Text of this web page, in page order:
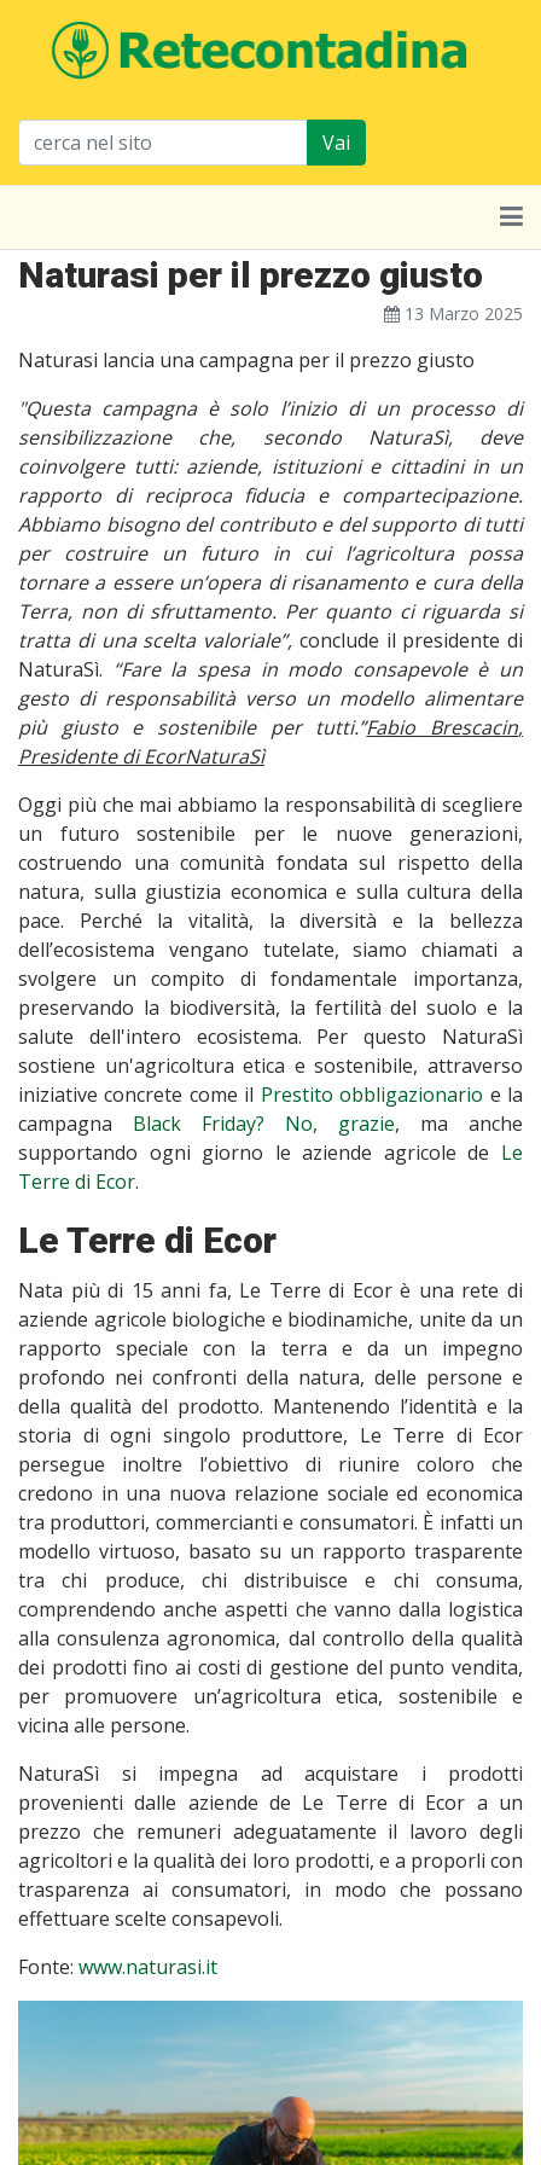
Vai
Naturasi per il prezzo giusto
13 Marzo 2025
Naturasi lancia una campagna per il prezzo giusto
"Questa campagna è solo l’inizio di un processo di
sensibilizzazione che, secondo NaturaSì, deve
coinvolgere tutti: aziende, istituzioni e cittadini in un
rapporto di reciproca fiducia e compartecipazione.
Abbiamo bisogno del contributo e del supporto di tutti
per costruire un futuro in cui l’agricoltura possa
tornare a essere un’opera di risanamento e cura della
Terra, non di sfruttamento. Per quanto ci riguarda si
tratta di una scelta valoriale”, conclude il presidente di
NaturaSì. “Fare la spesa in modo consapevole è un
gesto di responsabilità verso un modello alimentare
più giusto e sostenibile per tutti.”ㅤFabio Brescacin,
Presidente di EcorNaturaSì
Oggi più che mai abbiamo la responsabilità di scegliere
un futuro sostenibile per le nuove generazioni,
costruendo una comunità fondata sul rispetto della
natura, sulla giustizia economica e sulla cultura della
pace. Perché la vitalità, la diversità e la bellezza
dell’ecosistema vengano tutelate, siamo chiamati a
svolgere un compito di fondamentale importanza,
preservando la biodiversità, la fertilità del suolo e la
salute dell'intero ecosistema. Per questo NaturaSì
sostiene un'agricoltura etica e sostenibile, attraverso
iniziative concrete come il Prestito obbligazionario e la
campagna
Black Friday? No, grazie, ma anche
supportando ogni giorno le aziende agricole de Le
Terre di Ecor.
Le Terre di Ecor
Nata più di 15 anni fa, Le Terre di Ecor è una rete di
aziende agricole biologiche e biodinamiche, unite da un
rapporto speciale con la terra e da un impegno
profondo nei confronti della natura, delle persone e
della qualità del prodotto. Mantenendo l’identità e la
storia di ogni singolo produttore, Le Terre di Ecor
persegue inoltre l’obiettivo di riunire coloro che
credono in una nuova relazione sociale ed economica
tra produttori, commercianti e consumatori. È infatti un
modello virtuoso, basato su un rapporto trasparente
tra chi produce, chi distribuisce e chi consuma,
comprendendo anche aspetti che vanno dalla logistica
alla consulenza agronomica, dal controllo della qualità
dei prodotti fino ai costi di gestione del punto vendita,
per promuovere un’agricoltura etica, sostenibile e
vicina alle persone.
NaturaSì si impegna ad acquistare i prodotti
provenienti dalle aziende de Le Terre di Ecor a un
prezzo che remuneri adeguatamente il lavoro degli
agricoltori e la qualità dei loro prodotti, e a proporli con
trasparenza ai consumatori, in modo che possano
effettuare scelte consapevoli.
Fonte: www.naturasi.it